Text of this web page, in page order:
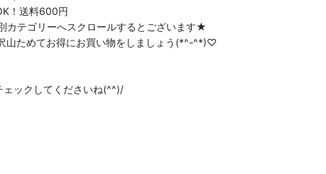
！送料600円
カテゴリーへスクロールするとございます★
山ためてお得にお買い物をしましょう(*^-^*)♡
ックしてくださいね(^^)/